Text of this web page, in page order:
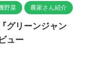
野菜 農家さん紹介
グリーンジャン
ュー